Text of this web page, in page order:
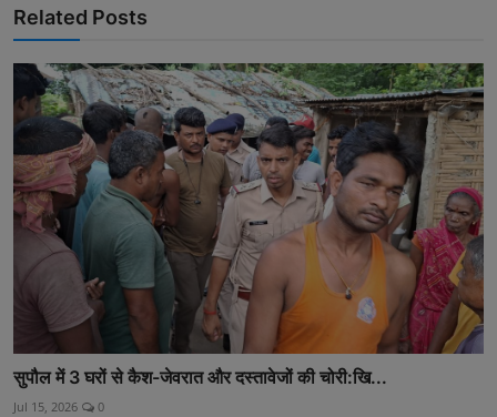
Related Posts
सुपौल में 3 घरों से कैश-जेवरात और दस्तावेजों की चोरी:खि...
Jul 15, 2026 0